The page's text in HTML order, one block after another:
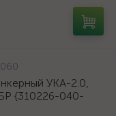
УКА-2.0,
{310226-040-